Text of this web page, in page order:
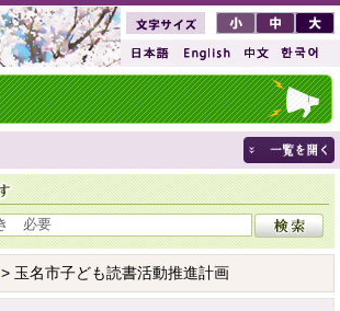
> 玉名市子ども読書活動推進計画